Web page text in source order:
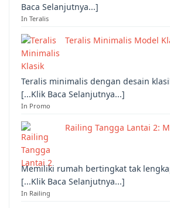
Baca Selanjutnya...]
In Teralis
Teralis Minimalis Model
Teralis minimalis dengan desain
[...Klik Baca Selanjutnya...]
In Promo
Railing Tangga Lantai 2:
Memiliki rumah bertingkat tak
[...Klik Baca Selanjutnya...]
In Railing